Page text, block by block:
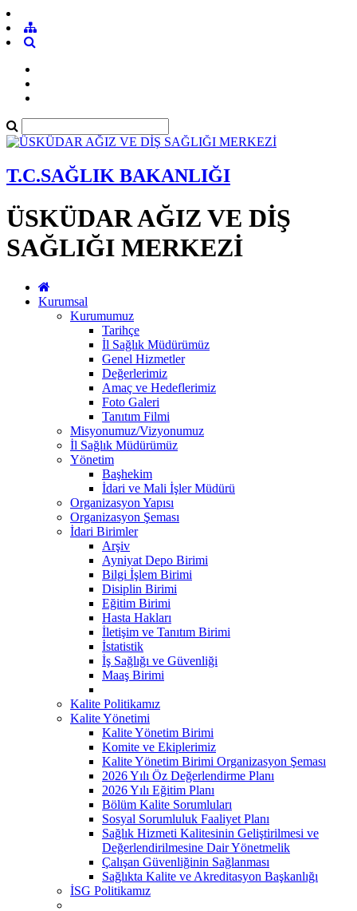
T.C.SAĞLIK BAKANLIĞI
ÜSKÜDAR AĞIZ VE DİŞ
SAĞLIĞI MERKEZİ
Kurumsal
Kurumumuz
Tarihçe
İl Sağlık Müdürümüz
Genel Hizmetler
Değerlerimiz
Amaç ve Hedeflerimiz
Foto Galeri
Tanıtım Filmi
Misyonumuz/Vizyonumuz
İl Sağlık Müdürümüz
Yönetim
Başhekim
İdari ve Mali İşler Müdürü
Organizasyon Yapısı
Organizasyon Şeması
İdari Birimler
Arşiv
Ayniyat Depo Birimi
Bilgi İşlem Birimi
Disiplin Birimi
Eğitim Birimi
Hasta Hakları
İletişim ve Tanıtım Birimi
İstatistik
İş Sağlığı ve Güvenliği
Maaş Birimi
Kalite Politikamız
Kalite Yönetimi
Kalite Yönetim Birimi
Komite ve Ekiplerimiz
Kalite Yönetim Birimi Organizasyon Şeması
2026 Yılı Öz Değerlendirme Planı
2026 Yılı Eğitim Planı
Bölüm Kalite Sorumluları
Sosyal Sorumluluk Faaliyet Planı
Sağlık Hizmeti Kalitesinin Geliştirilmesi ve
Değerlendirilmesine Dair Yönetmelik
Çalışan Güvenliğinin Sağlanması
Sağlıkta Kalite ve Akreditasyon Başkanlığı
İSG Politikamız